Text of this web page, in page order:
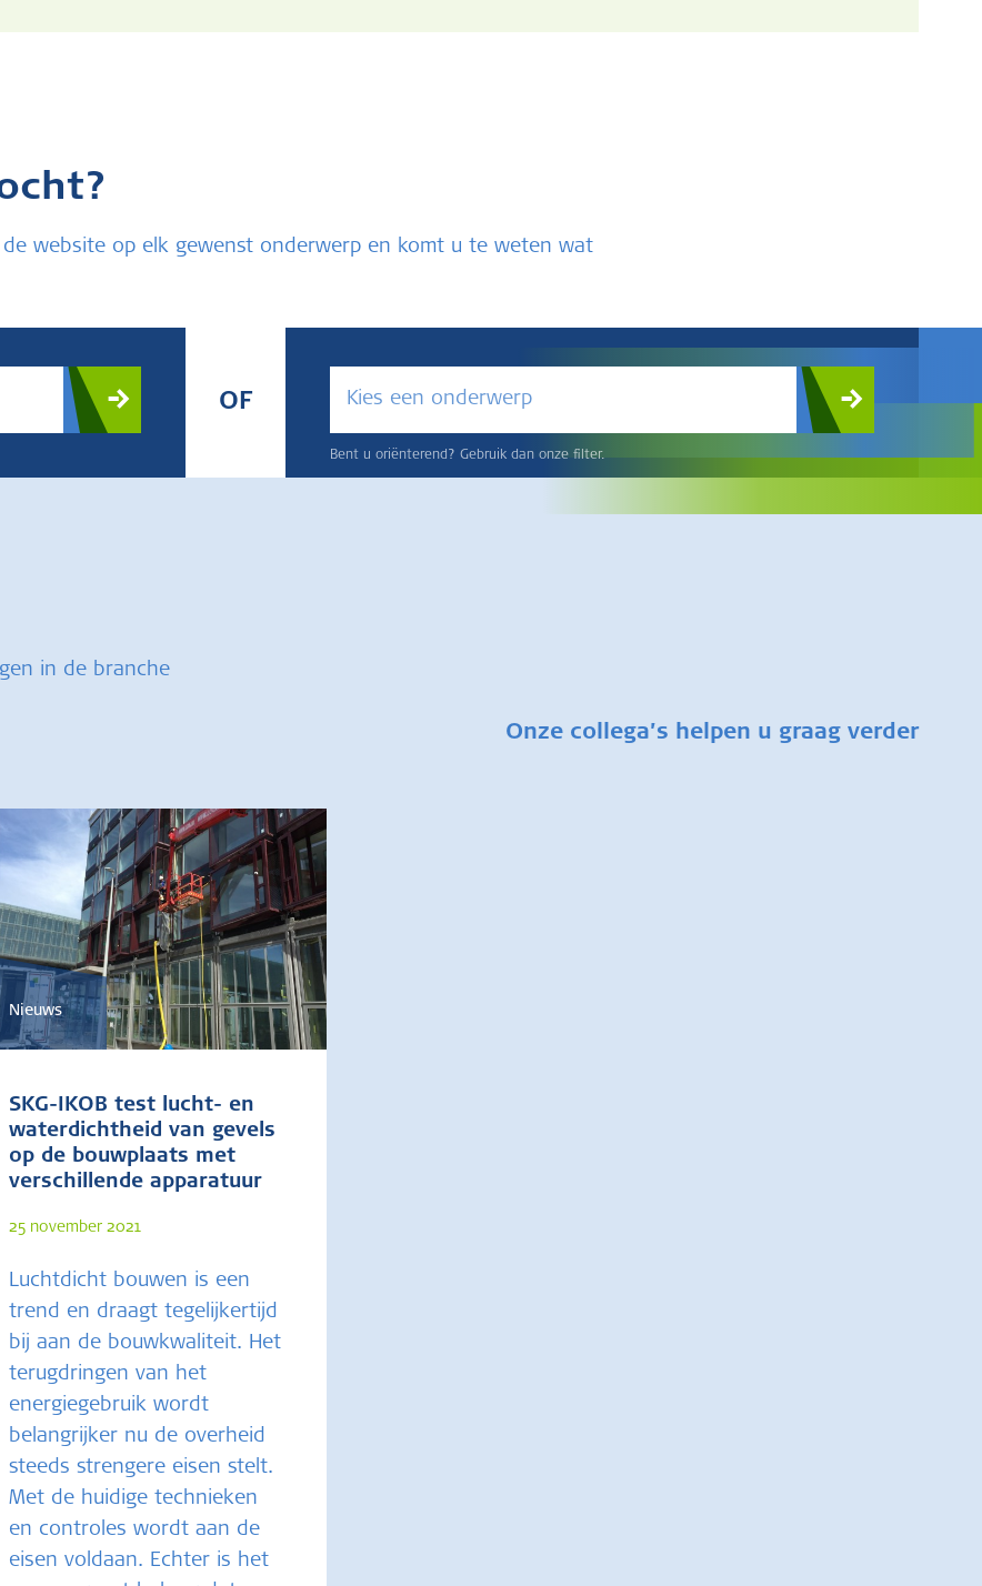
website op elk gewenst onderwerp en komt u te weten wat
OF Kies een onderwerp
Bent u oriënterend? Gebruik dan onze filter.
in de branche
Nieuws
SKG-IKOB test lucht- en
waterdichtheid van gevels
op de bouwplaats met
verschillende apparatuur
25 november 2021
Luchtdicht bouwen is een
trend en draagt tegelijkertijd
bij aan de bouwkwaliteit. Het
terugdringen van het
energiegebruik wordt
belangrijker nu de overheid
steeds strengere eisen stelt.
Met de huidige technieken
en controles wordt aan de
eisen voldaan. Echter is het
Onze collega’s helpen u graag verder